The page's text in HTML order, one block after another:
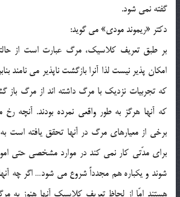
گفته نمي شود.
دكتر «ريموند مودي» مي گويد:
بر طبق تعريف كلاسيك، مرگ عبارت است از
امكان پذير نيست لذا آنرا بازگشت ناپذير مي نامند
كه تجربيات نزديك با مرگ داشته اند از مرگ باز
كه آنها هرگز به طور واقعي نمرده بودند. آنچه
برخي از معيارهاي مرگ در آنها تحقق يافته است
براي مدّتي کار نمي كند در موارد مشخصي حتي
شوند و يكباره هم مجدداً شروع مي شود… اگر چه